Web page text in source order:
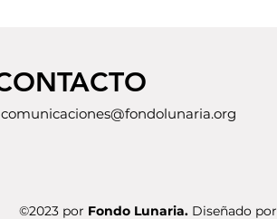
comunicaciones@fondolunaria.org
©2023 por Fondo Lunaria. Diseñado por